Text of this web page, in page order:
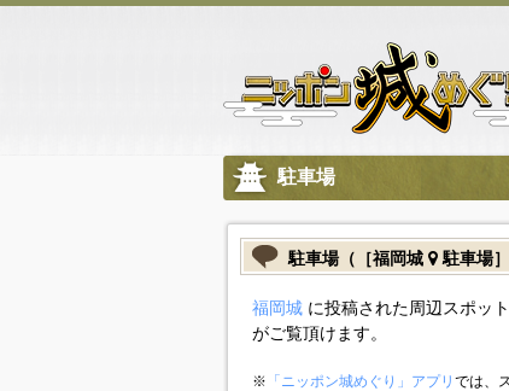
駐車場
駐車場（［福岡城 駐車場］
福岡城に投稿された周辺スポッ
がご覧頂けます。
※ 「ニッポン城めぐり」アプリ では、